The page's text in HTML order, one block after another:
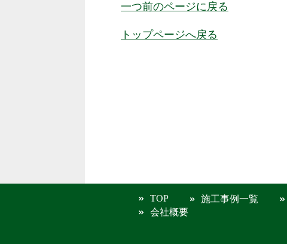
一つ前のページに戻る
トップページへ戻る
TOP 施工事例一覧
会社概要